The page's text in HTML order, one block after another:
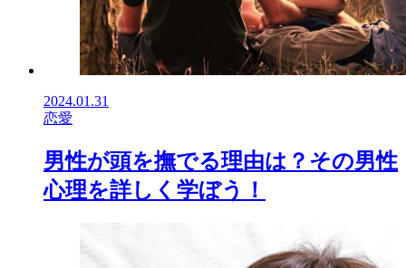
2024.01.31
恋愛
男性が頭を撫でる理由は？その男性
心理を詳しく学ぼう！